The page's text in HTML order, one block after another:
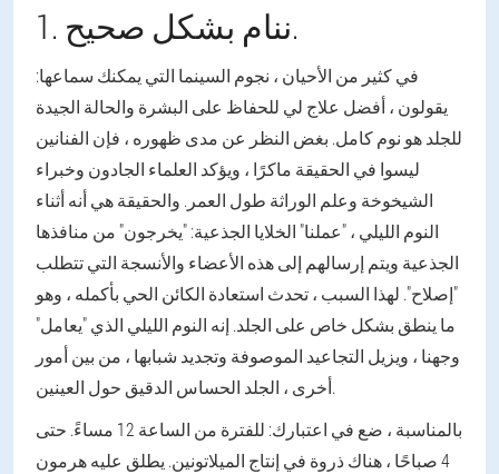
1. ننام بشكل صحيح.
في كثير من الأحيان ، نجوم السينما التي يمكنك سماعها:
يقولون ، أفضل علاج لي للحفاظ على البشرة والحالة الجيدة
للجلد هو نوم كامل. بغض النظر عن مدى ظهوره ، فإن الفنانين
ليسوا في الحقيقة ماكرًا ، ويؤكد العلماء الجادون وخبراء
الشيخوخة وعلم الوراثة طول العمر. والحقيقة هي أنه أثناء
النوم الليلي ، "عملنا" الخلايا الجذعية: "يخرجون" من منافذها
الجذعية ويتم إرسالهم إلى هذه الأعضاء والأنسجة التي تتطلب
"إصلاح". لهذا السبب ، تحدث استعادة الكائن الحي بأكمله ، وهو
ما ينطق بشكل خاص على الجلد. إنه النوم الليلي الذي "يعامل"
وجهنا ، ويزيل التجاعيد الموصوفة وتجديد شبابها ، من بين أمور
أخرى ، الجلد الحساس الدقيق حول العينين.
بالمناسبة ، ضع في اعتبارك: للفترة من الساعة 12 مساءً. حتى
4 صباحًا ، هناك ذروة في إنتاج الميلاتونين. يطلق عليه هرمون